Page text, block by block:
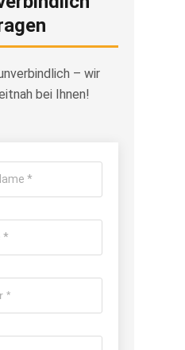
– wir
bei Ihnen!